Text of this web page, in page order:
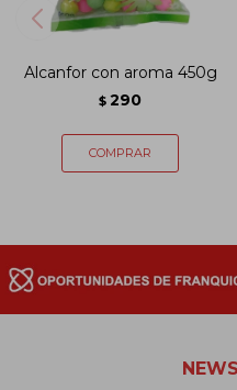
Alcanfor con aroma 450g
$ 290